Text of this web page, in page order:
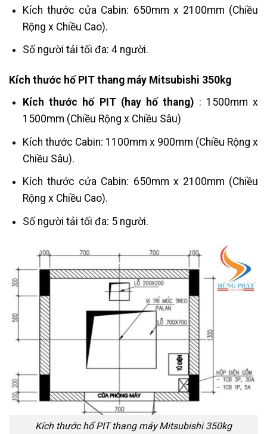
Kích thước cửa Cabin: 650mm x 2100mm (Chiều
Rộng x Chiều Cao).
Số người tải tối đa: 4 người.
Kích thước hố PIT thang máy Mitsubishi 350kg
Kích thước hố PIT (hay hố thang) : 1500mm x
1500mm (Chiều Rộng x Chiều Sâu)
Kích thước Cabin: 1100mm x 900mm (Chiều Rộng x
Chiều Sâu).
Kích thước cửa Cabin: 650mm x 2100mm (Chiều
Rộng x Chiều Cao).
Số người tải tối đa: 5 người.
Kích thước hố PIT thang máy Mitsubishi 350kg